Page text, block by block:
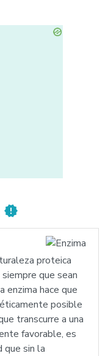
new_releases
proteica
que sean
enzima hace que
posible
transcurre a una
favorable, es
que sin la